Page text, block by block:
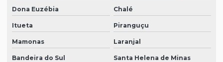
Dona Euzébia Chalé
Itueta Piranguçu
Mamonas Laranjal
Bandeira do Sul Santa Helena de Minas